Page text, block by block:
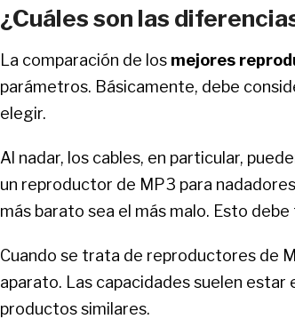
¿Cuáles son las
La comparación de los mejores
parámetros. Básicamente, debe
elegir.
Al nadar, los cables, en particular,
un reproductor de MP3 para
más barato sea el más malo. Esto
Cuando se trata de reproductores de
aparato. Las capacidades suelen
productos similares.